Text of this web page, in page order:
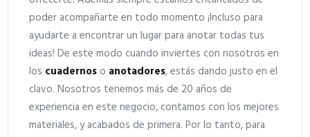
poder acompañarte en todo momento ¡Incluso para
ayudarte a encontrar un lugar para anotar todas tus
ideas! De este modo cuando inviertes con nosotros en
los cuadernos o anotadores, estás dando justo en el
clavo. Nosotros tenemos más de 20 años de
experiencia en este negocio, contamos con los mejores
materiales, y acabados de primera. Por lo tanto, para